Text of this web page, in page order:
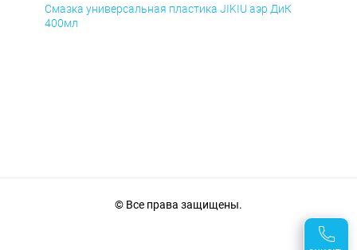
Смазка универсальная пластика JIKIU аэр ДиК
400мл
© Все права защищены.